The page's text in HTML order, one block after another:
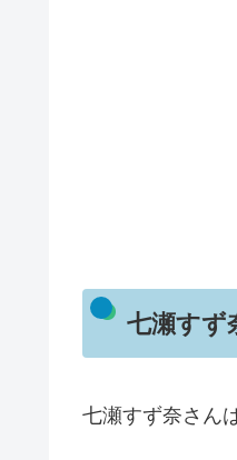
七瀬すず
七瀬すず奈さんは